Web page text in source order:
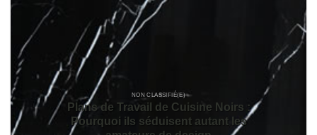
NON CLASSIFIÉ(E)
Plans de Travail de Cuisine Noirs :
Pourquoi ils séduisent autant les